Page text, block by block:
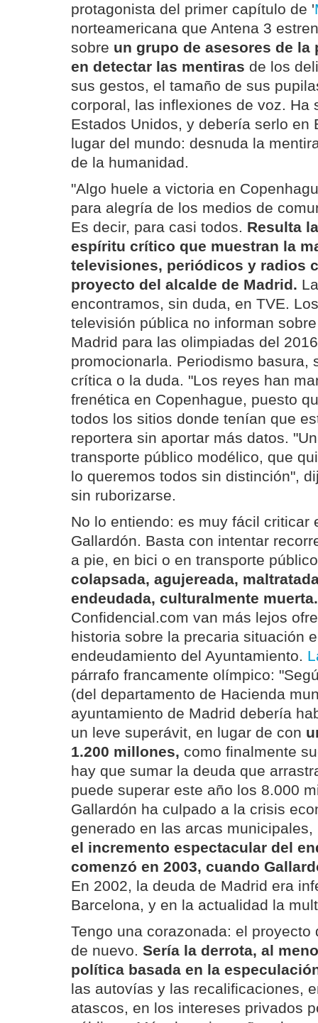
protagonista del primer capítulo de '
norteamericana que Antena 3
sobre un grupo de asesores de
en detectar las mentiras de los
sus gestos, el tamaño de sus
corporal, las inflexiones de voz. Ha
Estados Unidos, y debería serlo en
lugar del mundo: desnuda la
de la humanidad.
"Algo huele a victoria en
para alegría de los medios de
Es decir, para casi todos. Resulta
espíritu crítico que muestran la
televisiones, periódicos y radios
proyecto del alcalde de Madrid.
encontramos, sin duda, en TVE.
televisión pública no informan
Madrid para las olimpiadas del
promocionarla. Periodismo basura,
crítica o la duda. "Los reyes han
frenética en Copenhague, puesto
todos los sitios donde tenían que
reportera sin aportar más datos.
transporte público modélico, que
lo queremos todos sin distinción",
sin ruborizarse.
No lo entiendo: es muy fácil criticar
Gallardón. Basta con intentar
a pie, en bici o en transporte
colapsada, agujereada,
endeudada, culturalmente muerta.
Confidencial.com van más lejos
historia sobre la precaria situación
endeudamiento del Ayuntamiento.
párrafo francamente olímpico:
(del departamento de Hacienda
ayuntamiento de Madrid debería
un leve superávit, en lugar de con
1.200 millones, como finalmente
hay que sumar la deuda que
puede superar este año los 8.000
Gallardón ha culpado a la crisis
generado en las arcas
el incremento espectacular del
comenzó en 2003, cuando
En 2002, la deuda de Madrid era
Barcelona, y en la actualidad la
Tengo una corazonada: el proyecto
de nuevo. Sería la derrota, al
política basada en la
las autovías y las recalificaciones,
atascos, en los intereses privados